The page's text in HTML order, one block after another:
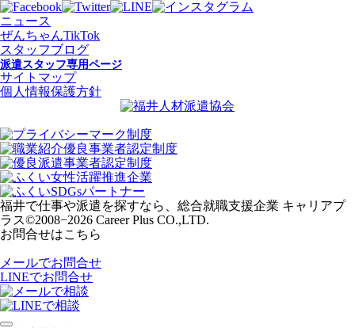
ニュース
ぜんちゃんTikTok
スタッフブログ
派遣スタッフ専用ページ
サイトマップ
個人情報保護方針
福井で仕事や派遣を探すなら、総合就職支援企業 キャリアプ
ラス©2008−2026 Career Plus CO.,LTD.
お問合せはこちら
メールでお問合せ
LINEでお問合せ